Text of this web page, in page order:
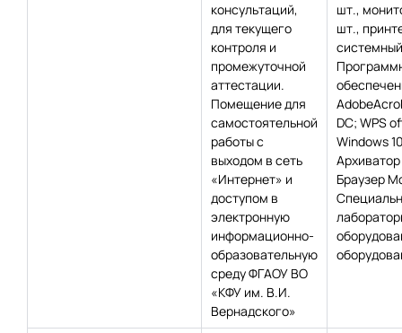
консультаций,
для текущего
контроля и
промежуточной
аттестации.
Помещение для
самостоятельной
работы с
выходом в сеть
«Интернет» и
доступом в
электронную
информационно-
образовательную
среду ФГАОУ ВО
«КФУ им. В.И.
Вернадского»
шт.,
шт.,
DC; WPS
Windows
Браузер